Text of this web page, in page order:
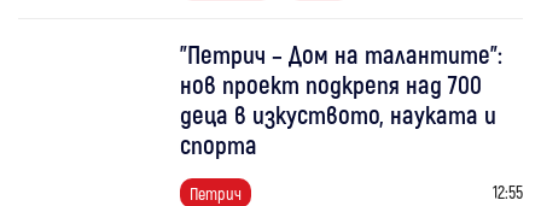
"Петрич – Дом на талантите":
нов проект подкрепя над 700
деца в изкуството, науката и
спорта
Петрич 12:55